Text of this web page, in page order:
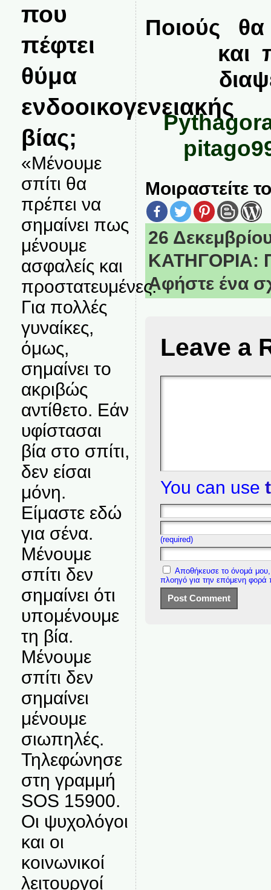
που
πέφτει
θύμα
ενδοοικογενειακής
βίας;
«Μένουμε
σπίτι θα
πρέπει να
σημαίνει πως
μένουμε
ασφαλείς και
προστατευμένες.
Για πολλές
γυναίκες,
όμως,
σημαίνει το
ακριβώς
αντίθετο. Εάν
υφίστασαι
βία στο σπίτι,
δεν είσαι
μόνη.
Είμαστε εδώ
για σένα.
Μένουμε
σπίτι δεν
σημαίνει ότι
υπομένουμε
τη βία.
Μένουμε
σπίτι δεν
σημαίνει
μένουμε
σιωπηλές.
Τηλεφώνησε
στη γραμμή
SOS 15900.
Οι ψυχολόγοι
και οι
κοινωνικοί
λειτουργοί
Ποιούς θα
και
Μοιραστείτε
26
ΚΑΤΗΓΟΡΙΑ:
Αφήστε ένα
Leave a
You can use
(required)
Αποθήκευσε το όνομά μου,
πλοηγό για την επόμενη